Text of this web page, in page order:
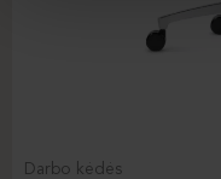
Darbo kėdės